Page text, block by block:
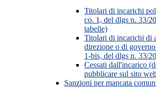
Titolari di incarichi
co. 1, del dlgs n. 33/
tabelle)
Titolari di incarichi di
direzione o di
1-bis, del dlgs n. 33/
Cessati dall'incarico
pubblicare sul sito
Sanzioni per mancata